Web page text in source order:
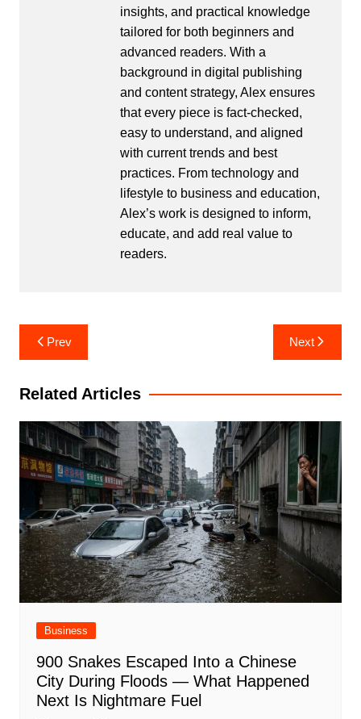
insights, and practical knowledge
tailored for both beginners and
advanced readers. With a
background in digital publishing
and content strategy, Alex ensures
that every piece is fact-checked,
easy to understand, and aligned
with current trends and best
practices. From technology and
lifestyle to business and education,
Alex’s work is designed to inform,
educate, and add real value to
readers.
Post
navigation
Prev Next
Related Articles
Business
900 Snakes Escaped Into a Chinese
City During Floods — What Happened
Next Is Nightmare Fuel